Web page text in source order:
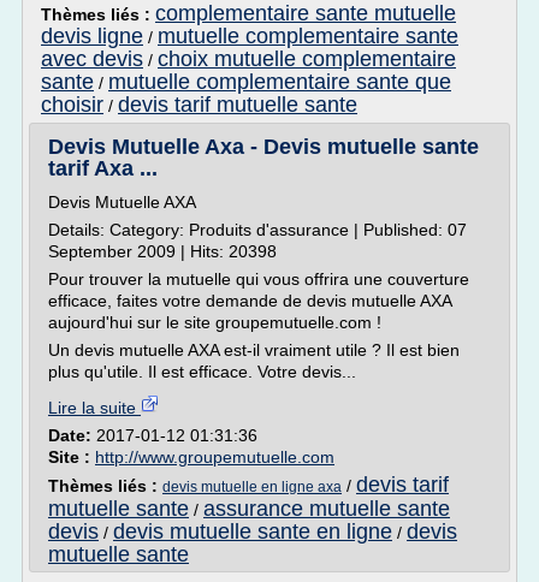
Thèmes liés : complementaire sante mutuelle
devis ligne / mutuelle complementaire sante
avec devis / choix mutuelle complementaire
sante / mutuelle complementaire sante que
choisir / devis tarif mutuelle sante
Devis Mutuelle Axa - Devis mutuelle sante
tarif Axa ...
Devis Mutuelle AXA
Details: Category: Produits d'assurance | Published: 07
September 2009 | Hits: 20398
Pour trouver la mutuelle qui vous offrira une couverture
efficace, faites votre demande de devis mutuelle AXA
aujourd'hui sur le site groupemutuelle.com !
Un devis mutuelle AXA est-il vraiment utile ? Il est bien
plus qu'utile. Il est efficace. Votre devis...
Lire la suite
Date: 2017-01-12 01:31:36
Site : http://www.groupemutuelle.com
Thèmes liés : devis mutuelle en ligne axa / devis tarif
mutuelle sante / assurance mutuelle sante
devis / devis mutuelle sante en ligne / devis
mutuelle sante